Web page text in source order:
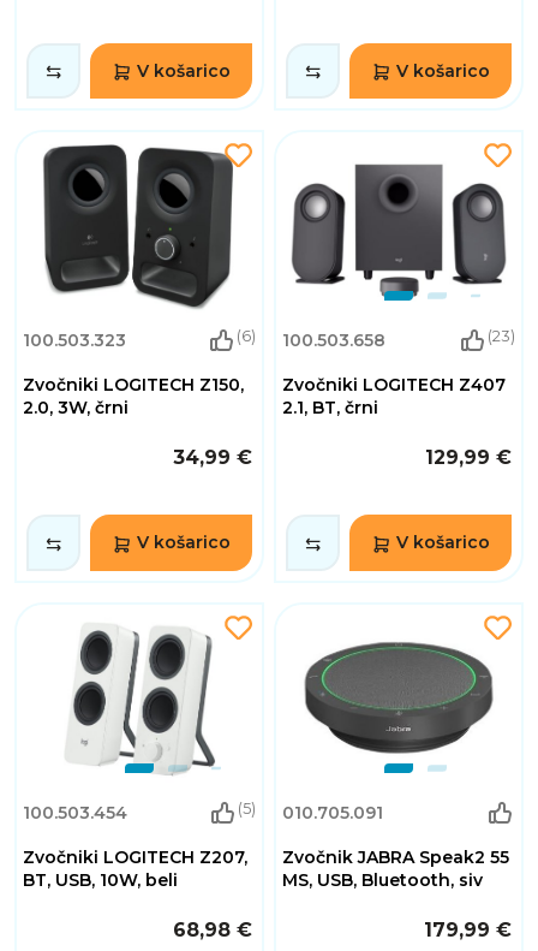
V košarico V košarico
100.503.323 (6)
Zvočniki LOGITECH Z150,
2.0, 3W, črni
34,99 €
V košarico
100.503.658 (23)
Zvočniki LOGITECH Z407
2.1, BT, črni
129,99 €
V košarico
100.503.454 (5)
Zvočniki LOGITECH Z207,
BT, USB, 10W, beli
68,98 €
010.705.091
Zvočnik JABRA Speak2 55
MS, USB, Bluetooth, siv
179,99 €